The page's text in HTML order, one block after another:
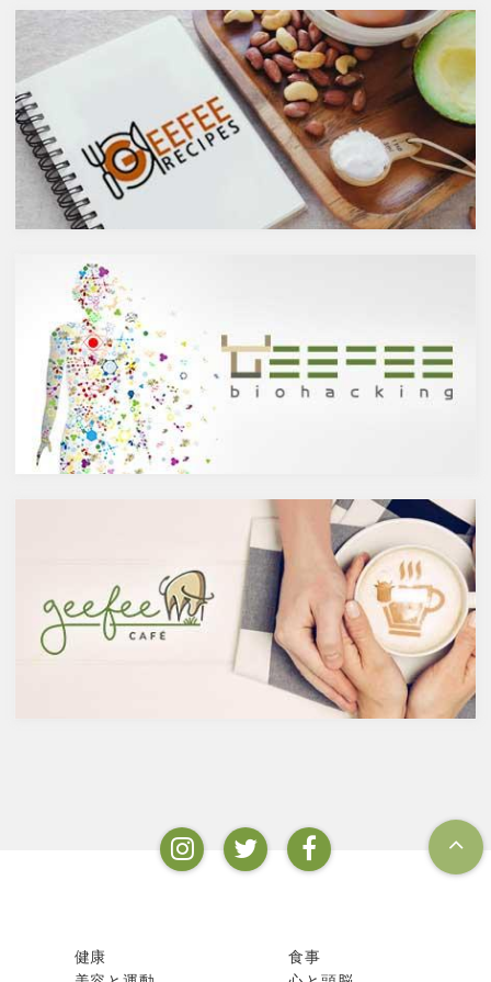
やウォッカ等の蒸留酒は、度数
も高いため健康に悪そうなイ
メージで、ワインや日本酒など
は何となくナチュラルな感じで
アルコール度数も低いのでそう
悪くもなさそうなイメージです
が、実際のところどうなので
しょうか？今回は、大きく分け
て2種類あるお酒の製造方法
（醸造酒と蒸留酒）の違いに
よって健康に対してどのような
ていきます。
醸造酒と蒸留酒の違いとは？
主にお酒は製造方法によって醸
造酒と蒸留酒の2つと、香料や
糖分、果実などを加えた混成酒
に分けられます。醸造酒は、果
実や穀物のような糖分を含んだ
原料を酵母によりアルコール発
酵させて造られたもの。蒸留酒
は、この発酵された醸造酒をさ
らに蒸留して作られたものでス
で、蒸留酒は一般的には40度～
50度、最大で90度台のアルコー
ルとなります。以下が主なお酒
の醸造酒と蒸留酒の分類です。
まれるケルセチンが、血中コレ
ステロールを値を抑え心臓病の
リスクを軽減するということを
お伝えしましたが、ケルセチン
には抗菌抗ウィルス作用があり
ウイルスとの闘いを促進する可
能性があると言われています。
また、免疫力の維持に重要な働
きを持つ亜鉛との相乗効果もあ
ると考えられています。今回
は、このケルセチンの健康効果
ない植物化合物であるケルセチ
ンは、ブドウやリンゴなどの果
物や、ブロッコリやトマト、タ
マネギなどの野菜、お蕎麦にも
免疫力を向上させる亜鉛の吸収
を助けるケルセチン
免疫力を保つことは、コロナウ
イルスの対策に限らず風邪やイ
ンフルエンザなど、さまざまな
疾患に対して人の体に有益な効
果を与えます。その免疫システ
ムを維持するのに重要な働きを
するのが亜鉛。
健康
食事